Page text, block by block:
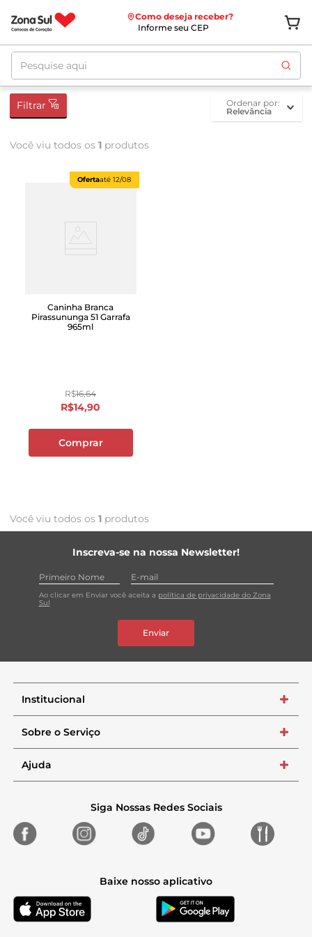
Como deseja receber?
Informe seu CEP
Pesquise aqui
Filtrar
ordenar por
Relevância
Você viu todos os 1 produtos
Ofertaaté 12/08
Caninha Branca
Pirassununga 51 Garrafa
965ml
R$16,64
R$14,90
Comprar
Você viu todos os 1 produtos
Inscreva-se na nossa Newsletter!
Ao clicar em Enviar você aceita a política de privacidade do Zona
Sul
Enviar
Institucional +
Sobre o Serviço +
Ajuda +
Siga Nossas Redes Sociais
Baixe nosso aplicativo